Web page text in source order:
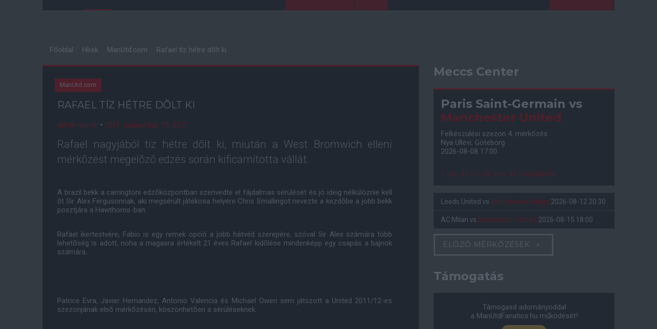
Főoldal Hírek ManUtd.com Rafael tíz hétre dõlt ki
ManUtd.com
RAFAEL TÍZ HÉTRE DÕLT KI
admin admin • 2011. augusztus. 15. 23:21
Rafael nagyjából tíz hétre dõlt ki, miután a West Bromwich elleni
mérkõzést megelõzõ edzés során kificamította vállát.
A brazil bekk a carringtoni edzõközpontban szenvedte el fájdalmas sérülését és jó ideig nélkülöznie kell
õt Sir Alex Fergusonnak, aki megsérült játékosa helyére Chris Smallingot nevezte a kezdõbe a jobb bekk
posztjára a Hawthorns-ban.
Rafael ikertestvére, Fabio is egy remek opció a jobb hátvéd szerepére, szóval Sir Alex számára több
lehetõség is adott, noha a magasra értékelt 21 éves Rafael kidõlése mindenképp egy csapás a bajnok
számára.
Patrice Evra, Javier Hernandez, Antonio Valencia és Michael Owen sem játszott a United 2011/12-es
szezonjának elsõ mérkõzésén, köszönhetõen a sérüléseknek.
Meccs Center
Paris Saint-Germain vs
Manchester United
Felkészülési szezon 4. mérkőzés
Nya Ullevi, Göteborg
2026-08-08 17:00
1 nap 23 óra 28 perc 31 másodperc
Leeds United vs Manchester United 2026-08-12 20:30
AC Milan vs Manchester United 2026-08-15 18:00
ELŐZŐ MÉRKŐZÉSEK
Támogatás
Támogasd adományoddal
a ManUtdFanatics.hu működését!